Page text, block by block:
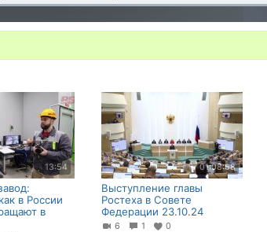
13:54
в России
в
01:08:58
Выступление главы
Ростеха в Совете
Федерации 23.10.24
6 1 0